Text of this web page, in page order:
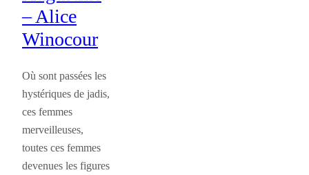
– Alice
Winocour
Où sont passées les
hystériques de jadis,
ces femmes
merveilleuses,
toutes ces femmes
devenues les figures